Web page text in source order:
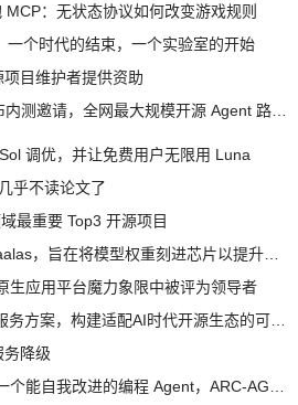
：无状态协议如何改变游戏规则
个时代的结束，一个实验室的开始
目维护者提供资助
调优，并让免费用户无限用 Luna
乎不读论文了
最重要 Top3 开源项目
生应用平台魔力象限中被评为领导者
降级